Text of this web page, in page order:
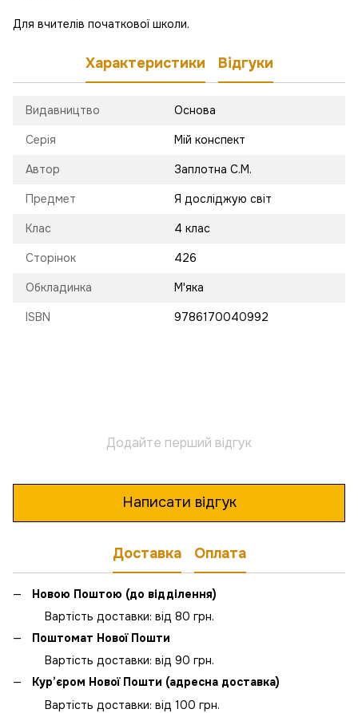
Для вчителів початкової школи.
Характеристики Відгуки
Видавництво Основа
Серія Мій конспект
Автор Заплотна С.М.
Предмет Я досліджую світ
Клас 4 клас
Сторінок 426
Обкладинка М'яка
ISBN 9786170040992
Додайте перший відгук
Написати відгук
Доставка Оплата
Новою Поштою (до відділення)
Вартість доставки: від 80 грн.
Поштомат Нової Пошти
Вартість доставки: від 90 грн.
Кур’єром Нової Пошти (адресна доставка)
Вартість доставки: від 100 грн.